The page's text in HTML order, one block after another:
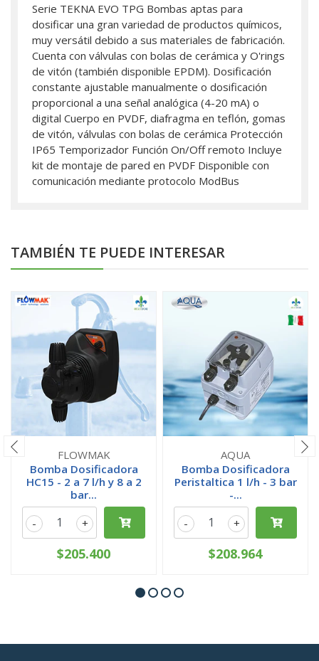
Serie TEKNA EVO TPG Bombas aptas para
dosificar una gran variedad de productos químicos,
muy versátil debido a sus materiales de fabricación.
Cuenta con válvulas con bolas de cerámica y O'rings
de vitón (también disponible EPDM). Dosificación
constante ajustable manualmente o dosificación
proporcional a una señal analógica (4-20 mA) o
digital Cuerpo en PVDF, diafragma en teflón, gomas
de vitón, válvulas con bolas de cerámica Protección
IP65 Temporizador Función On/Off remoto Incluye
kit de montaje de pared en PVDF Disponible con
comunicación mediante protocolo ModBus
TAMBIÉN TE PUEDE INTERESAR
FLOWMAK
Bomba Dosificadora
HC15 - 2 a 7 l/h y 8 a 2
bar...
+
-
$205.400
AQUA
Bomba Dosificadora
Peristaltica 1 l/h - 3 bar
-...
+
-
$208.964